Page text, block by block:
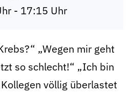
- 17:15 Uhr
„Wegen mir geht
so schlecht!“ „Ich bin
völlig überlastet